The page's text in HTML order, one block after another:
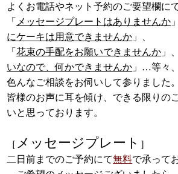
よくお電話やネット予約のご要望欄に
「 メッセージプレートはありませんか
にケーキは用意できませんか 」、
「花束の手配をお願いできませんか 」
いなので、何かできませんか 」…等々、
色んなご相談をお伺いして参りました。
皆様のお声に耳を傾け、できる限りの
いと思っております。
［ メッセージプレート ］
二日前までのご予約にて無料で承って